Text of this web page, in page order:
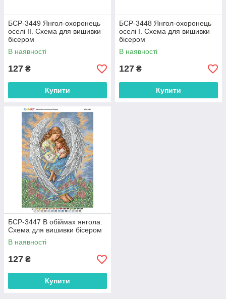
БСР-3449 Янгол-охоронець
оселі ІІ. Схема для вишивки
бісером
В наявності
127 ₴
Купити
БСР-3448 Янгол-охоронець
оселі І. Схема для вишивки
бісером
В наявності
127 ₴
Купити
БСР-3447 В обіймах янгола.
Схема для вишивки бісером
В наявності
127 ₴
Купити